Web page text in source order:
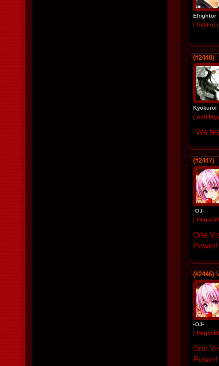
Efrightor
[ Gyalog ]
(#2448)
Kyokuroi
[
"We
(#2447)
-OJ-
[
One
Power!
(#2446)
-OJ-
[
One
Power!